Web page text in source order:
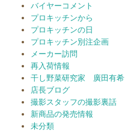
バイヤーコメント
プロキッチンから
プロキッチンの日
プロキッチン別注企画
メーカー訪問
再入荷情報
干し野菜研究家 廣田有希
店長ブログ
撮影スタッフの撮影裏話
新商品の発売情報
未分類